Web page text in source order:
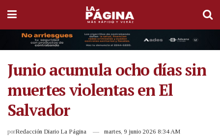
Junio acumula ocho días sin
muertes violentas en El
Salvador
porRedacción Diario La Página martes, 9 junio 2026 8:34 AM